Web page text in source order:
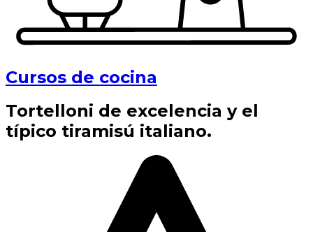
Cursos de cocina
Tortelloni de excelencia y el
típico tiramisú italiano.